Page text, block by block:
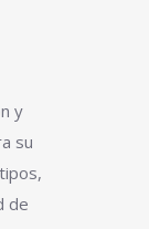
y
su
de